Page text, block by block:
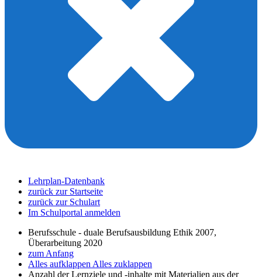
Lehrplan-Datenbank
zurück zur Startseite
zurück zur Schulart
Im Schulportal anmelden
Berufsschule - duale Berufsausbildung Ethik 2007,
Überarbeitung 2020
zum Anfang
Alles aufklappen Alles zuklappen
Anzahl der Lernziele und -inhalte mit Materialien aus der